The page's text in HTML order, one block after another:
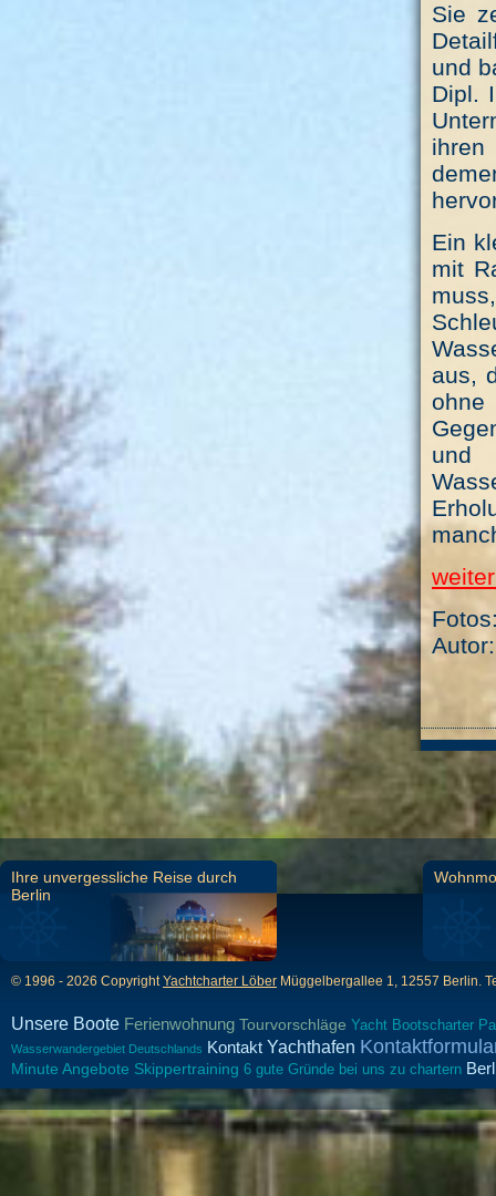
Sie
und
Dipl.
Ein
mit
aus,
und
Ihre unvergessliche Reise durch
Berlin
© 1996 - 2026 CopyrightYachtcharter Löber Müggelbergallee 1, 12557 Berlin.
Unsere Boote Ferienwohnung Tourvorschläge Yacht Bootscharter
Wasserwandergebiet Deutschlands Kontakt Yachthafen
Minute Angebote Skippertraining 6 gute Gründe bei uns zu chartern